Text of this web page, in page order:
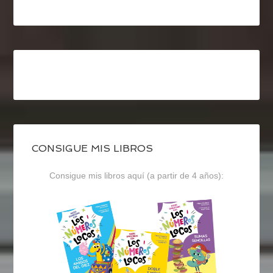
CONSIGUE MIS LIBROS
Consigue mis libros aquí (a partir de 4 años):